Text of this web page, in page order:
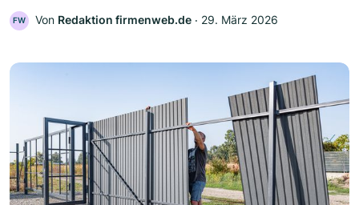
FW Von Redaktion firmenweb.de ‧ 29. März 2026